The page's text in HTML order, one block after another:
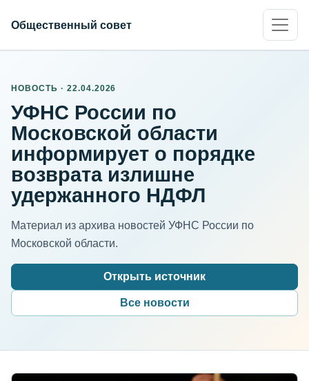
Общественный совет
НОВОСТЬ · 22.04.2026
УФНС России по
Московской области
информирует о порядке
возврата излишне
удержанного НДФЛ
Материал из архива новостей УФНС России по
Московской области.
Открыть источник
Все новости